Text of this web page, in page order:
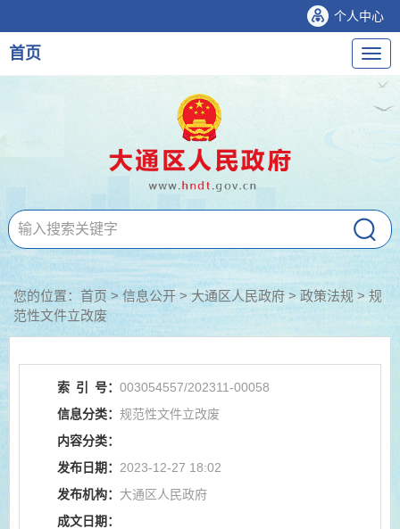
个人中心
导
航
首页
您的位置： 首页>信息公开> 大通区人民政府> 政策法规 > 规
范性文件立改废
索 引 号： 003054557/202311-00058
信息分类： 规范性文件立改废
内容分类：
发布日期： 2023-12-27 18:02
发布机构： 大通区人民政府
成文日期：